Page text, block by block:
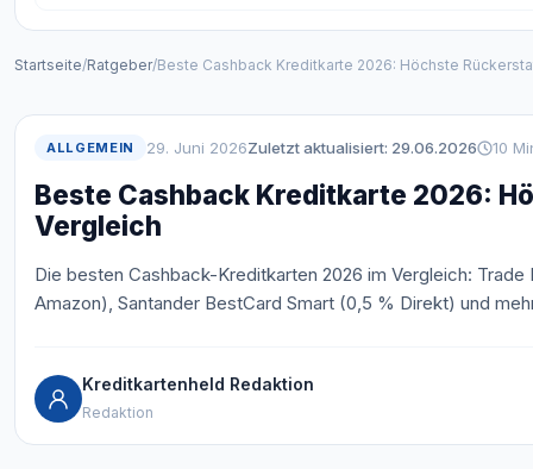
Startseite/Ratgeber/Beste Cashback Kreditkarte 2026: Höchste
ALLGEMEIN 29. Juni 2026Zuletzt aktualisiert: 29.06.2026 10
Beste Cashback Kreditkarte 2026:
Vergleich
Die besten Cashback-Kreditkarten 2026 im Vergleich: Trade
Amazon), Santander BestCard Smart (0,5 % Direkt) und
Kreditkartenheld Redaktion
Redaktion